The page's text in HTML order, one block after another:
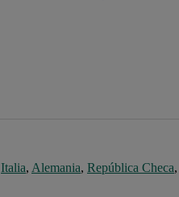
Italia, Alemania, República Checa,